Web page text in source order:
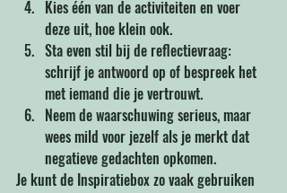
Kies één van de activiteiten en voer
deze uit, hoe klein ook.
Sta even stil bij de reflectievraag:
schrijf je antwoord op of bespreek het
met iemand die je vertrouwt.
Neem de waarschuwing serieus, maar
wees mild voor jezelf als je merkt dat
negatieve gedachten opkomen.
Je kunt de Inspiratiebox zo vaak gebruiken